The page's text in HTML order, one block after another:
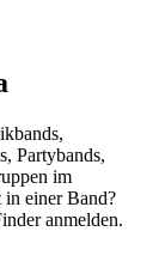
Partybands,
im
einer Band?
anmelden.